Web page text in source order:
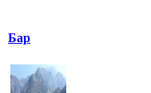
Бар